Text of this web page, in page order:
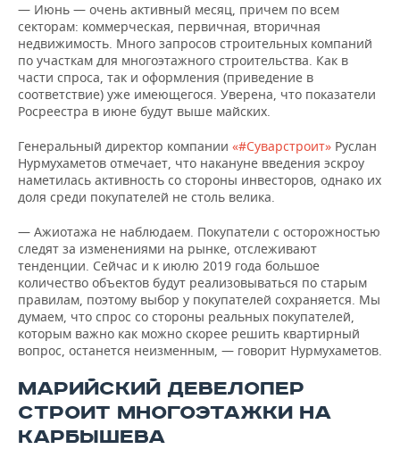
— Июнь — очень активный месяц, причем по всем
секторам: коммерческая, первичная, вторичная
недвижимость. Много запросов строительных компаний
по участкам для многоэтажного строительства. Как в
части спроса, так и оформления (приведение в
соответствие) уже имеющегося. Уверена, что показатели
Росреестра в июне будут выше майских.
Генеральный директор компании «#Суварстроит» Руслан
Нурмухаметов отмечает, что накануне введения эскроу
наметилась активность со стороны инвесторов, однако их
доля среди покупателей не столь велика.
— Ажиотажа не наблюдаем. Покупатели с осторожностью
следят за изменениями на рынке, отслеживают
тенденции. Сейчас и к июлю 2019 года большое
количество объектов будут реализовываться по старым
правилам, поэтому выбор у покупателей сохраняется. Мы
думаем, что спрос со стороны реальных покупателей,
которым важно как можно скорее решить квартирный
вопрос, останется неизменным, — говорит Нурмухаметов.
МАРИЙСКИЙ ДЕВЕЛОПЕР
СТРОИТ МНОГОЭТАЖКИ НА
КАРБЫШЕВА